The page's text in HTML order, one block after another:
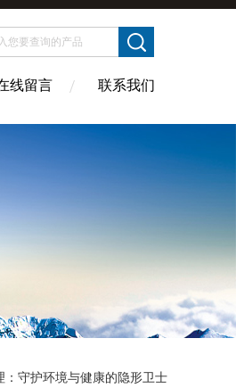
线留言 联系我们
：守护环境与健康的隐形卫士